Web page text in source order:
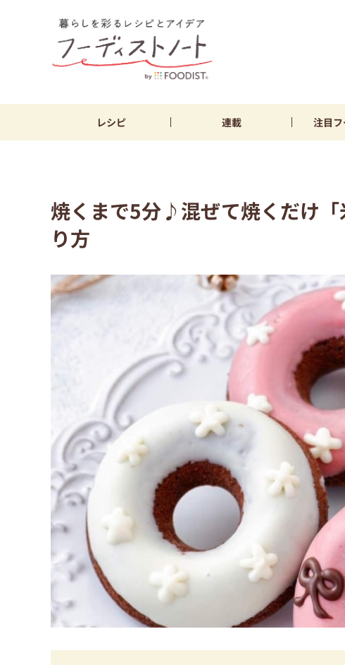
レシピ 連載 注目
焼くまで5分♪混ぜて焼くだけ
り方